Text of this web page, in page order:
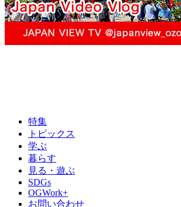
特集
トピックス
学ぶ
暮らす
見る・遊ぶ
SDGs
OGWork+
お問い合わせ